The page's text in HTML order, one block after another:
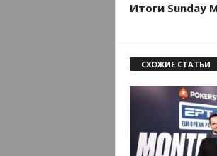
Итоги Sunday
СХОЖИЕ СТАТЬИ